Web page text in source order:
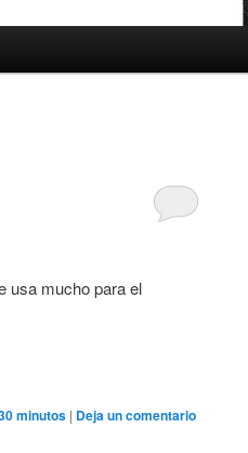
usa mucho para el
minutos | Deja un comentario